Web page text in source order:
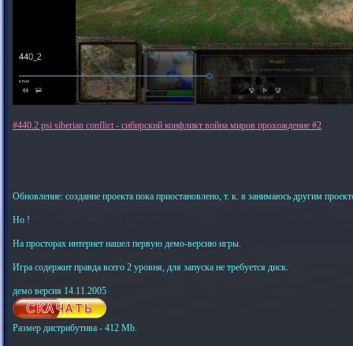
#440.2 psi siberian conflict - сибирский конфликт война миров прохождение #2
Обновление: создание проекта пока приостановлено, т. к. я занимаюсь другим
Но !
На просторах интернет нашел первую демо-версию игры.
Игра содержит правда всего 2 уровня, для запуска не требуется диск.
демо версия 14.11.2005
Размер дистрибутива - 412 Mb.